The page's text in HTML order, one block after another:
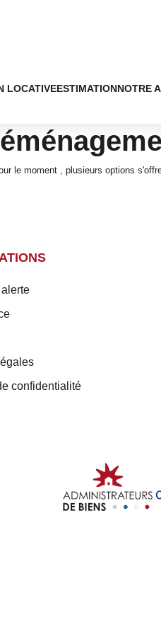
LOCATIVEESTIMATIONNOTRE
le moment , plusieurs options
confidentialité